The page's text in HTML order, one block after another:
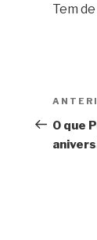
Tem de
de
O que